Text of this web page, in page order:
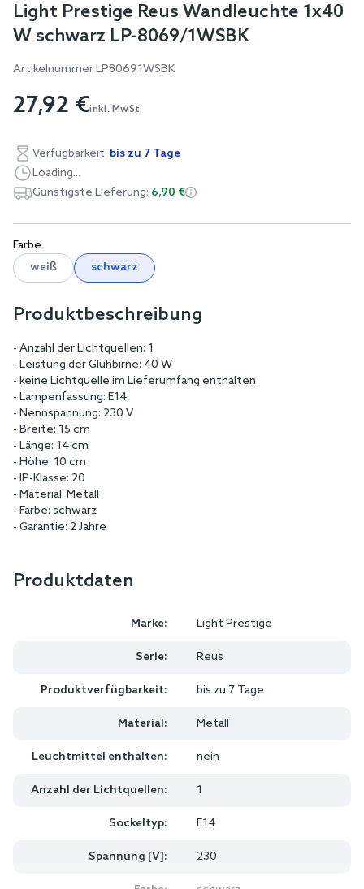
Skip
to
beginning
the
gallery
Light Prestige Reus Wandleuchte 1x40
W schwarz LP-8069/1WSBK
ArtikelnummerLP80691WSBK
27,92 €inkl. MwSt.
Farbe
weiß
schwarz
Verfügbarkeit: bis zu 7 Tage
Loading...
Günstigste Lieferung: 6,90 €
Produktbeschreibung
- Anzahl der Lichtquellen: 1
- Leistung der Glühbirne: 40 W
- keine Lichtquelle im Lieferumfang enthalten
- Lampenfassung: E14
- Nennspannung: 230 V
- Breite: 15 cm
- Länge: 14 cm
- Höhe: 10 cm
- IP-Klasse: 20
- Material: Metall
- Farbe: schwarz
- Garantie: 2 Jahre
Produktdaten
Marke: Light Prestige
Serie: Reus
Produktverfügbarkeit: bis zu 7 Tage
Material: Metall
Leuchtmittel enthalten: nein
Anzahl der Lichtquellen: 1
Sockeltyp: E14
Spannung [V]: 230